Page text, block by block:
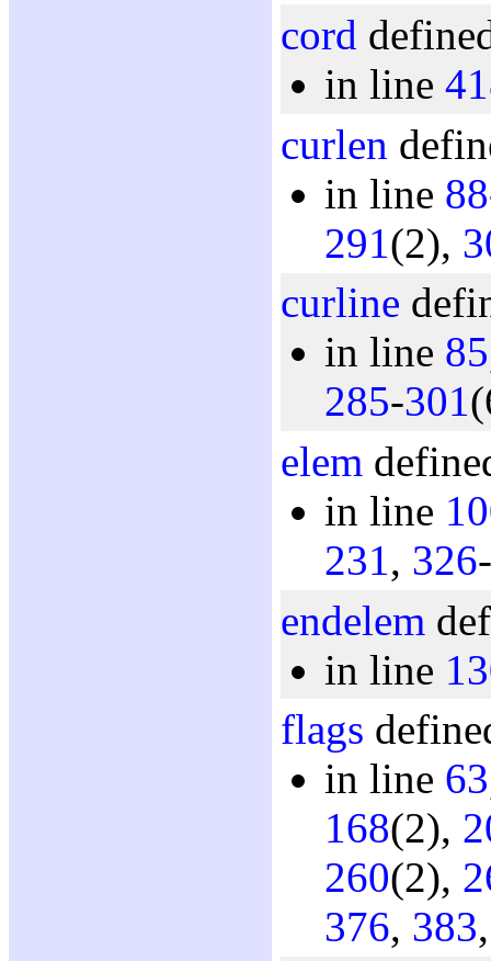
cord
in line
curlen
in line 88
291(2),
curline
in line 85
285-301
elem
in line
231, 326-
endelem
in line
flags
in line 63
168(2),
260(2),
376, 383